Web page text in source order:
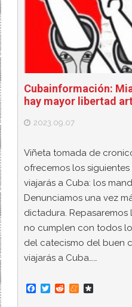
Cubainformación:
hay mayor libertad
2023.09.07
Viñeta tomada de
ofrecemos los
viajarás a Cuba: los
Denunciamos una vez
dictadura.
no cumplen con todos
del catecismo del buen
viajarás a Cuba……
F
T
R
M